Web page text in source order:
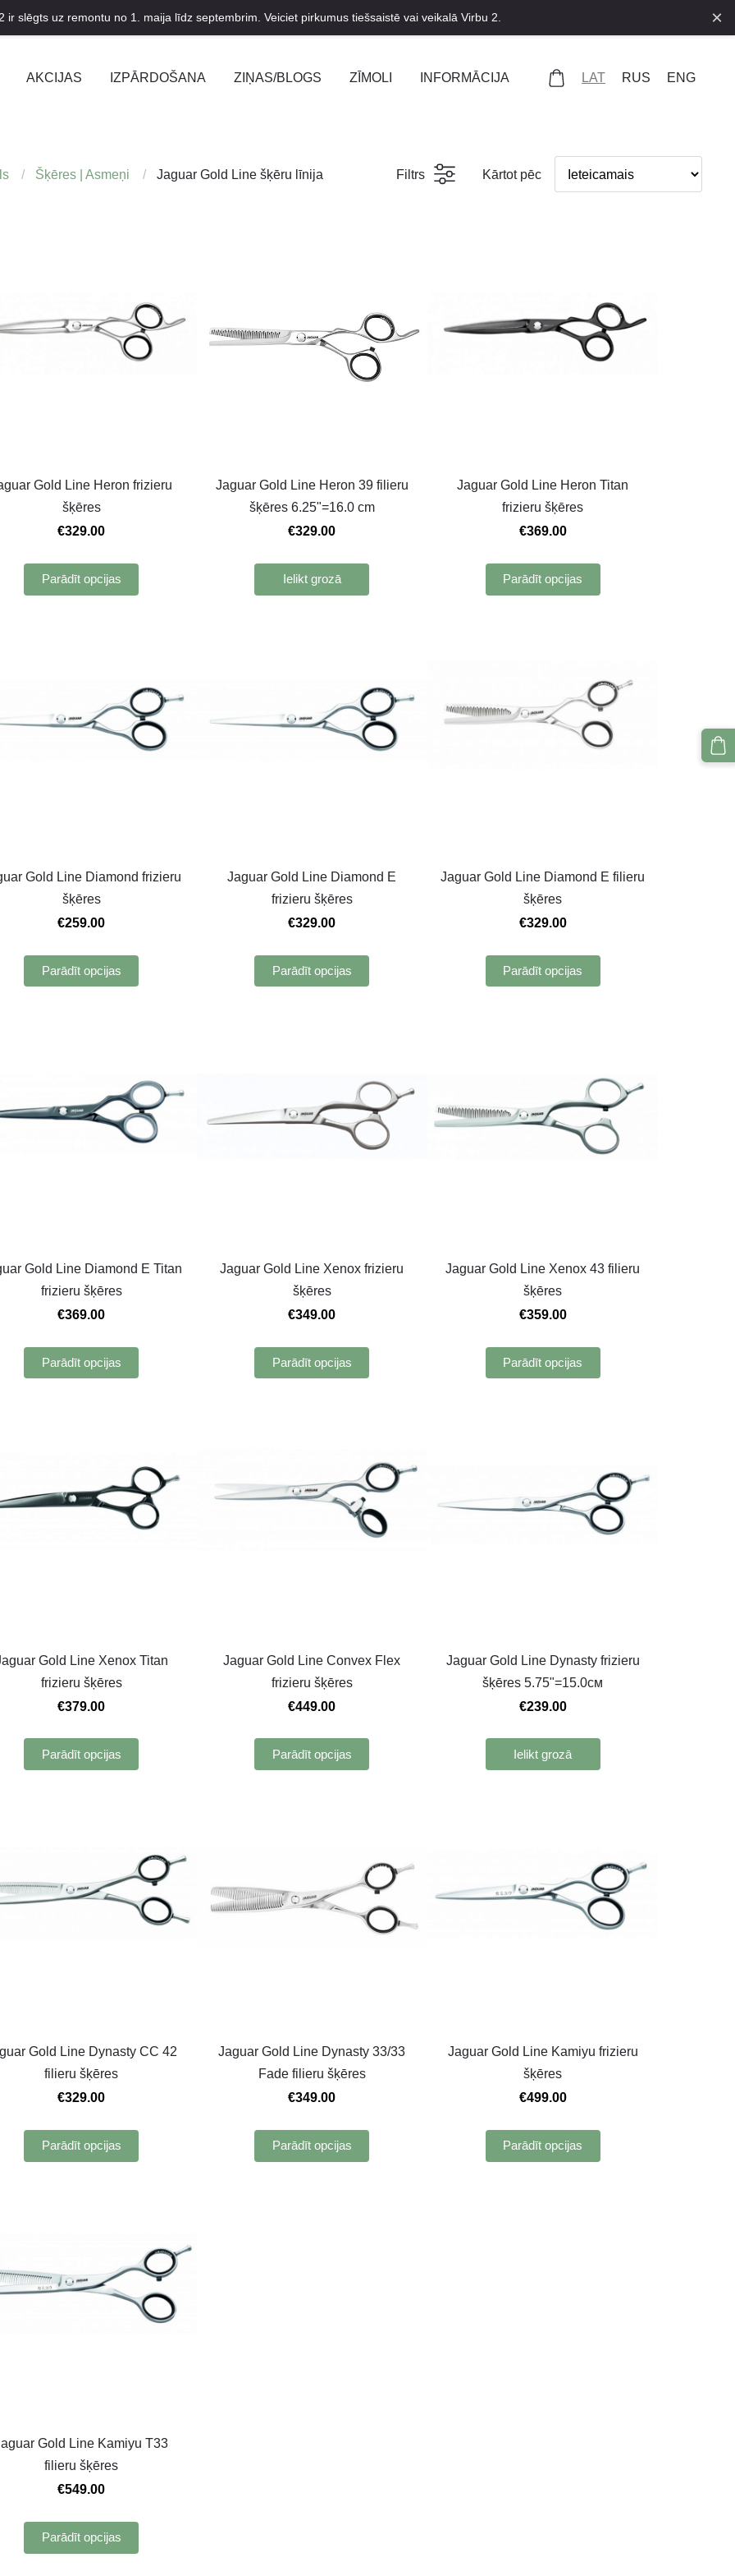
ir slēgts uz remontu no 1. maija līdz septembrim. Veiciet pirkumus tiešsaistē vai veikalā Virbu 2. ×
AKCIJAS IZPĀRDOŠANA ZIŅAS/BLOGS ZĪMOLI INFORMĀCIJA LAT RUS ENG
Šķēres | Asmeņi Jaguar Gold Line šķēru līnija Filtrs Kārtot pēc
Gold Line Heron frizieru
šķēres
€329.00
Parādīt opcijas
Jaguar Gold Line Heron 39 filieru
šķēres 6.25"=16.0 cm
€329.00
Ielikt grozā
Jaguar Gold Line Heron Titan
frizieru šķēres
€369.00
Parādīt opcijas
Gold Line Diamond frizieru
šķēres
€259.00
Parādīt opcijas
Jaguar Gold Line Diamond E
frizieru šķēres
€329.00
Parādīt opcijas
Jaguar Gold Line Diamond E filieru
šķēres
€329.00
Parādīt opcijas
Gold Line Diamond E Titan
frizieru šķēres
€369.00
Parādīt opcijas
Jaguar Gold Line Xenox frizieru
šķēres
€349.00
Parādīt opcijas
Jaguar Gold Line Xenox 43 filieru
šķēres
€359.00
Parādīt opcijas
Gold Line Xenox Titan
frizieru šķēres
€379.00
Parādīt opcijas
Jaguar Gold Line Convex Flex
frizieru šķēres
€449.00
Parādīt opcijas
Jaguar Gold Line Dynasty frizieru
šķēres 5.75"=15.0cм
€239.00
Ielikt grozā
Gold Line Dynasty CC 42
filieru šķēres
€329.00
Parādīt opcijas
Jaguar Gold Line Dynasty 33/33
Fade filieru šķēres
€349.00
Parādīt opcijas
Jaguar Gold Line Kamiyu frizieru
šķēres
€499.00
Parādīt opcijas
Gold Line Kamiyu T33
filieru šķēres
€549.00
Parādīt opcijas